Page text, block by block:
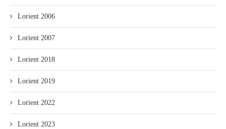
Lorient 2006
Lorient 2007
Lorient 2018
Lorient 2019
Lorient 2022
Lorient 2023